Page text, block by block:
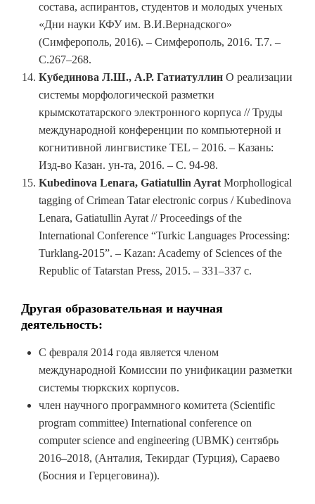
состава, аспирантов, студентов и молодых ученых
«Дни науки КФУ им. В.И.Вернадского»
(Симферополь, 2016). – Симферополь, 2016. Т.7. –
С.267–268.
Кубединова Л.Ш., А.Р. Гатиатуллин О реализации
системы морфологической разметки
крымскотатарского электронного корпуса // Труды
международной конференции по компьютерной и
когнитивной лингвистике TEL – 2016. – Казань:
Изд-во Казан. ун-та, 2016. – С. 94-98.
Kubedinova Lenara, Gatiatullin Ayrat Morphollogical
tagging of Crimean Tatar electronic corpus / Kubedinova
Lenara, Gatiatullin Ayrat // Proceedings of the
International Conference “Turkic Languages Processing:
Turklang-2015”. – Kazan: Academy of Sciences of the
Republic of Tatarstan Press, 2015. – 331–337 c.
Другая образовательная и научная
деятельность:
С февраля 2014 года является членом
международной Комиссии по унификации разметки
системы тюркских корпусов.
член научного программного комитета (Scientific
program committee) International conference on
computer science and engineering (UBMK) сентябрь
2016–2018, (Анталия, Текирдаг (Турция), Сараево
(Босния и Герцеговина)).